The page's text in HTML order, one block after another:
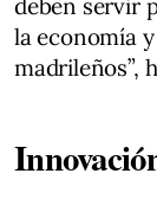
deben servir
la economía
madrileños”,